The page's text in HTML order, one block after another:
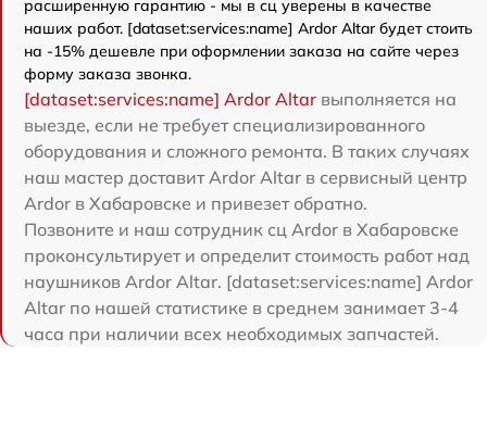
расширенную гарантию - мы в сц уверены в качестве
наших работ. [dataset:services:name] Ardor Аltar будет стоить
на -15% дешевле при оформлении заказа на сайте через
форму заказа звонка.
[dataset:services:name] Ardor Аltar выполняется на
выезде, если не требует специализированного
оборудования и сложного ремонта. В таких случаях
наш мастер доставит Ardor Аltar в сервисный центр
Ardor в Хабаровске и привезет обратно.
Позвоните и наш сотрудник сц Ardor в Хабаровске
проконсультирует и определит стоимость работ над
наушников Ardor Аltar. [dataset:services:name] Ardor
Аltar по нашей статистике в среднем занимает 3-4
часа при наличии всех необходимых запчастей.